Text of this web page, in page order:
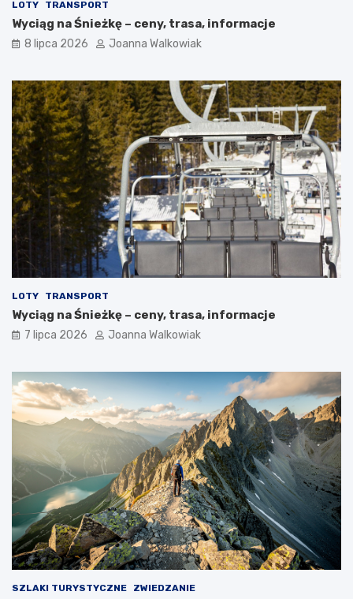
LOTY TRANSPORT
Wyciąg na Śnieżkę – ceny, trasa, informacje
8 lipca 2026 Joanna Walkowiak
LOTY TRANSPORT
Wyciąg na Śnieżkę – ceny, trasa, informacje
7 lipca 2026 Joanna Walkowiak
SZLAKI TURYSTYCZNE ZWIEDZANIE